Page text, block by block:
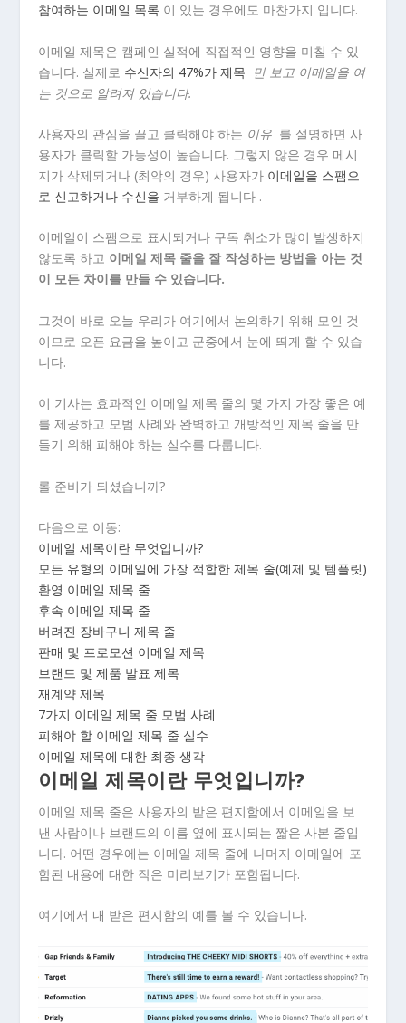
참여하는 이메일 목록 이 있는 경우에도 마찬가지 입니다.
이메일 제목은 캠페인 실적에 직접적인 영향을 미칠 수 있
습니다. 실제로 수신자의 47%가 제목 만 보고 이메일을 여
는 것으로 알려져 있습니다.
사용자의 관심을 끌고 클릭해야 하는 이유 를 설명하면 사
용자가 클릭할 가능성이 높습니다. 그렇지 않은 경우 메시
지가 삭제되거나 (최악의 경우) 사용자가 이메일을 스팸으
로 신고하거나 수신을 거부하게 됩니다 .
이메일이 스팸으로 표시되거나 구독 취소가 많이 발생하지
않도록 하고 이메일 제목 줄을 잘 작성하는 방법을 아는 것
이 모든 차이를 만들 수 있습니다.
그것이 바로 오늘 우리가 여기에서 논의하기 위해 모인 것
이므로 오픈 요금을 높이고 군중에서 눈에 띄게 할 수 있습
니다.
이 기사는 효과적인 이메일 제목 줄의 몇 가지 가장 좋은 예
를 제공하고 모범 사례와 완벽하고 개방적인 제목 줄을 만
들기 위해 피해야 하는 실수를 다룹니다.
롤 준비가 되셨습니까?
다음으로 이동:
이메일 제목이란 무엇입니까?
모든 유형의 이메일에 가장 적합한 제목 줄(예제 및 템플릿)
환영 이메일 제목 줄
후속 이메일 제목 줄
버려진 장바구니 제목 줄
판매 및 프로모션 이메일 제목
브랜드 및 제품 발표 제목
재계약 제목
7가지 이메일 제목 줄 모범 사례
피해야 할 이메일 제목 줄 실수
이메일 제목에 대한 최종 생각
이메일 제목이란 무엇입니까?
이메일 제목 줄은 사용자의 받은 편지함에서 이메일을 보
낸 사람이나 브랜드의 이름 옆에 표시되는 짧은 사본 줄입
니다. 어떤 경우에는 이메일 제목 줄에 나머지 이메일에 포
함된 내용에 대한 작은 미리보기가 포함됩니다.
여기에서 내 받은 편지함의 예를 볼 수 있습니다.